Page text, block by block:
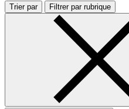
Trier par Filtrer par rubrique